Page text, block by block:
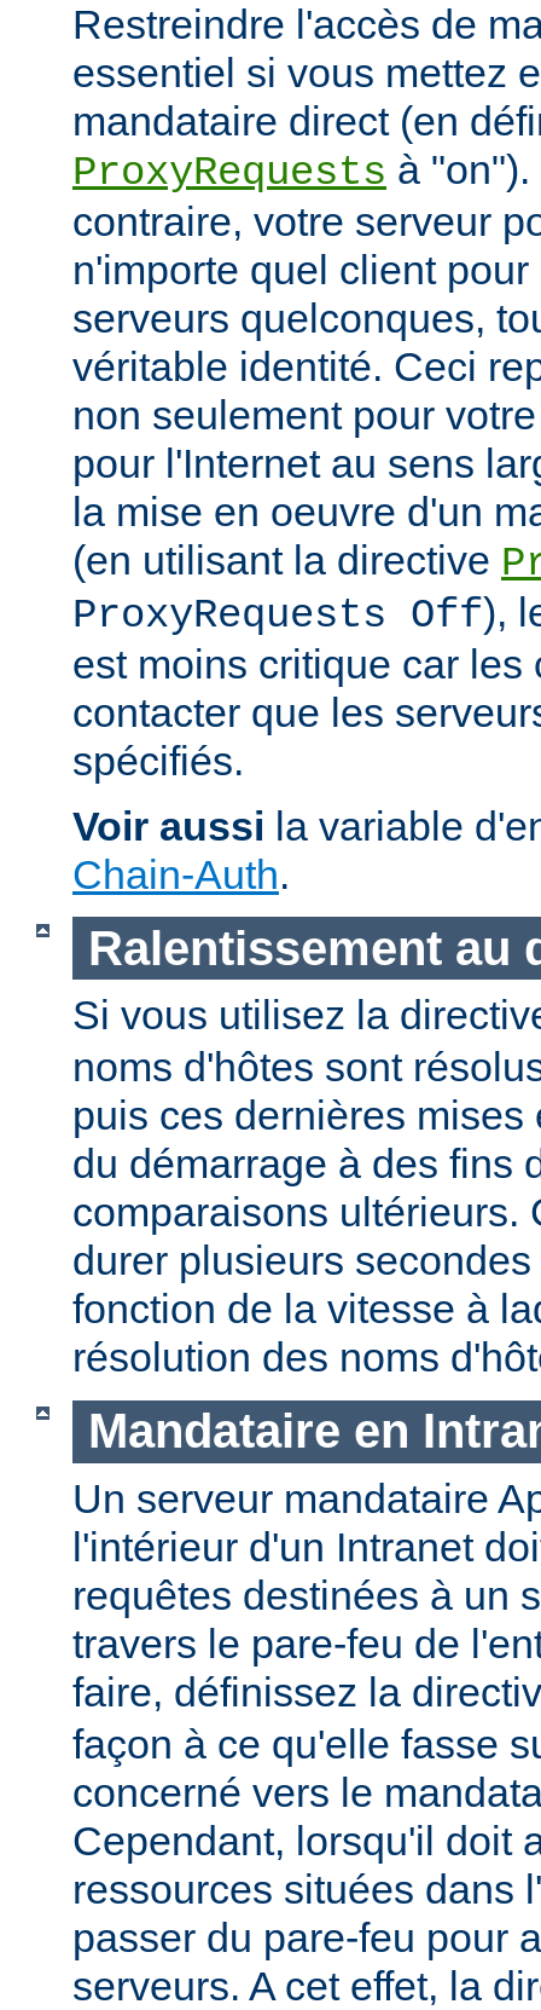
Restreindre l'accès de
essentiel si vous mettez
mandataire direct (en
ProxyRequests à
contraire, votre serveur
n'importe quel client
serveurs quelconques,
véritable identité. Ceci
non seulement pour
pour l'Internet au sens
la mise en oeuvre d'un
(en utilisant la directive
ProxyRequests Off),
est moins critique car les
contacter que les
spécifiés.
Voir aussi la variable
Chain-Auth.
Ralentissement au
Si vous utilisez la
noms d'hôtes sont
puis ces dernières mises
du démarrage à des fins
comparaisons ultérieurs.
durer plusieurs
fonction de la vitesse à
résolution des noms
Mandataire en
Un serveur mandataire
l'intérieur d'un Intranet
requêtes destinées à un
travers le pare-feu de
faire, définissez la
façon à ce qu'elle fasse
concerné vers le
Cependant, lorsqu'il doit
ressources situées dans
passer du pare-feu pour
serveurs. A cet effet, la